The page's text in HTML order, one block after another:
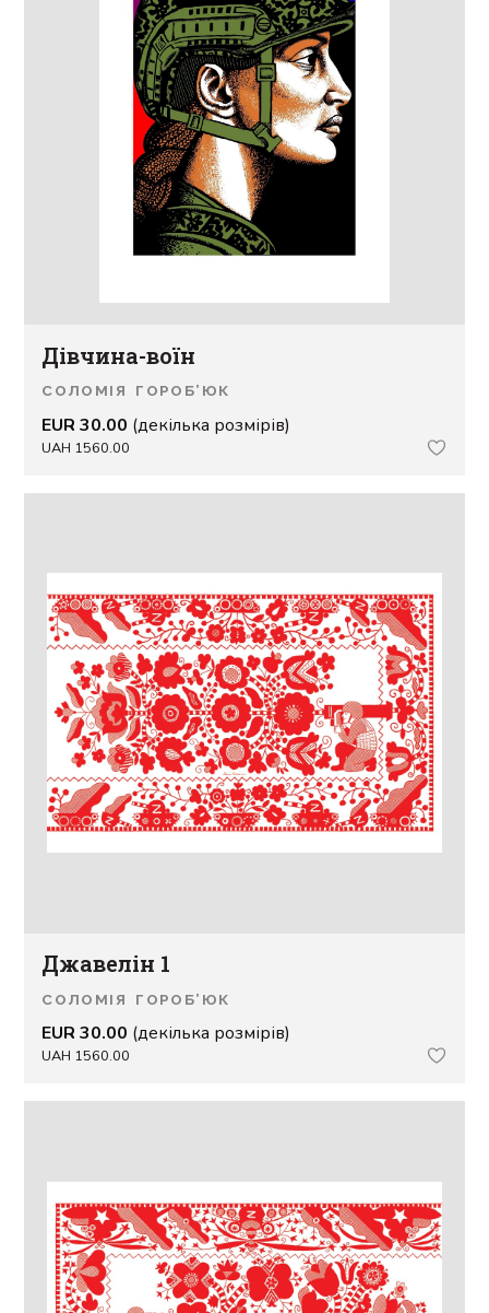
Дівчина-воїн
СОЛОМІЯ ГОРОБ’ЮК
EUR 30.00 (декілька розмірів)
UAH 1560.00
Джавелін 1
СОЛОМІЯ ГОРОБ’ЮК
EUR 30.00 (декілька розмірів)
UAH 1560.00